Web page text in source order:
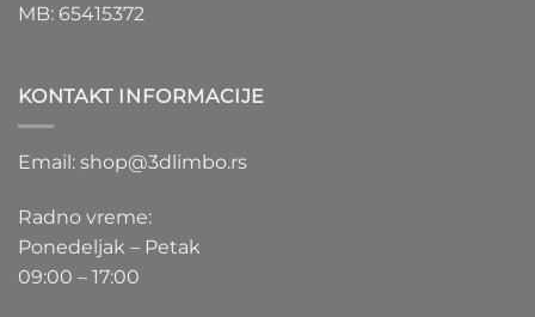
MB: 65415372
KONTAKT INFORMACIJE
Email: shop@3dlimbo.rs
Radno vreme:
Ponedeljak – Petak
09:00 – 17:00